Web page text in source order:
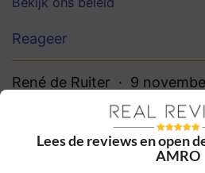
Reageer
René de Ruiter 9
Beoordeling: 8
Lees de reviews en open
AMRO